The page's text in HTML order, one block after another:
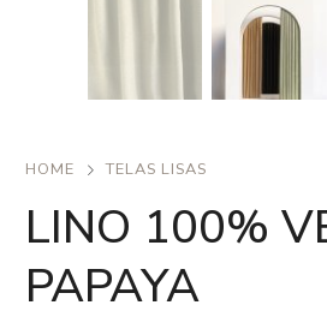
HOME TELAS LISAS
LINO 100%
PAPAYA